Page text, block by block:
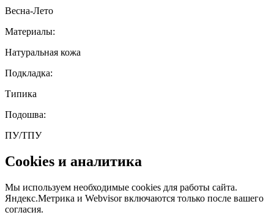
Весна-Лето
Материалы:
Натуральная кожа
Подкладка:
Типика
Подошва:
ПУ/ТПУ
Cookies и аналитика
Мы используем необходимые cookies для работы сайта.
Яндекс.Метрика и Webvisor включаются только после вашего
согласия.